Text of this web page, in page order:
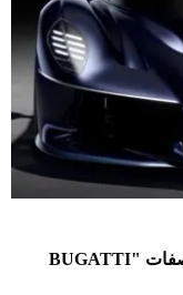
مستوحاة من عراقة الخيول... اكتشف مواصفات "BUGATTI